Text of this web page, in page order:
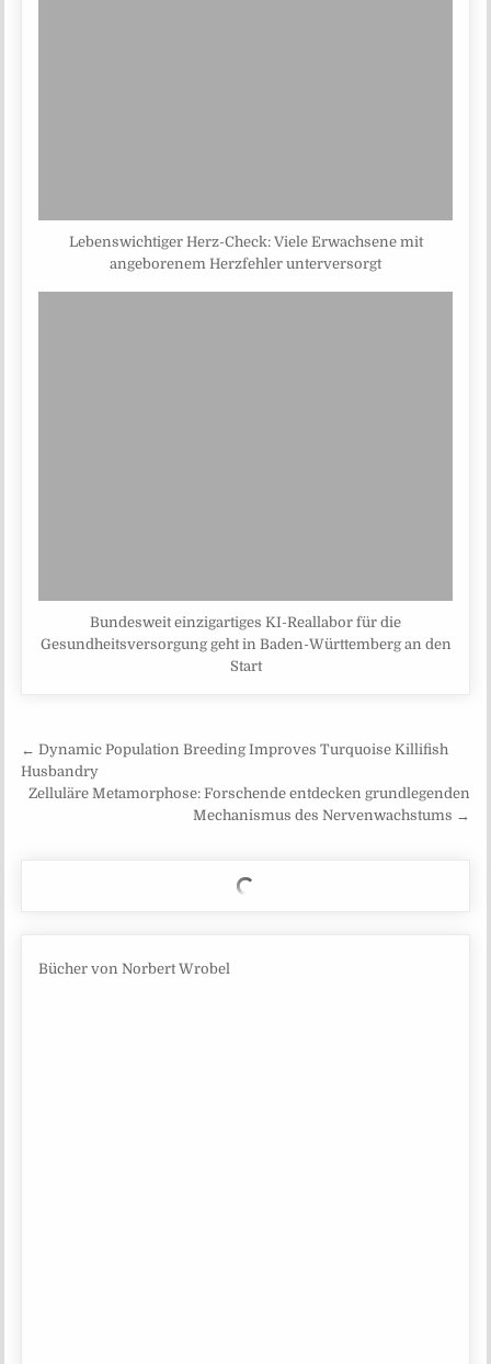
Lebenswichtiger Herz-Check: Viele Erwachsene mit
angeborenem Herzfehler unterversorgt
Bundesweit einzigartiges KI-Reallabor für die
Gesundheitsversorgung geht in Baden-Württemberg an den
Start
Beitragsnavigation
← Dynamic Population Breeding Improves Turquoise Killifish
Husbandry
Zelluläre Metamorphose: Forschende entdecken grundlegenden
Mechanismus des Nervenwachstums →
Bücher von Norbert Wrobel